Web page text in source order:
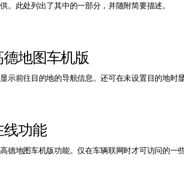
。此处列出了其中的一部分，并随附简要描述。
地图车机版
示前往目的地的导航信息。还可在未设置目的地时显
线功能
德地图车机版功能。仅在车辆联网时才可访问的一